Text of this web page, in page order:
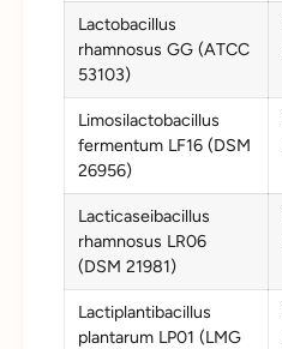
Lactobacillus
rhamnosus GG (ATCC
53103)
Limosilactobacillus
fermentum LF16 (DSM
26956)
Lacticaseibacillus
rhamnosus LR06
(DSM 21981)
Lactiplantibacillus
plantarum LP01 (LMG